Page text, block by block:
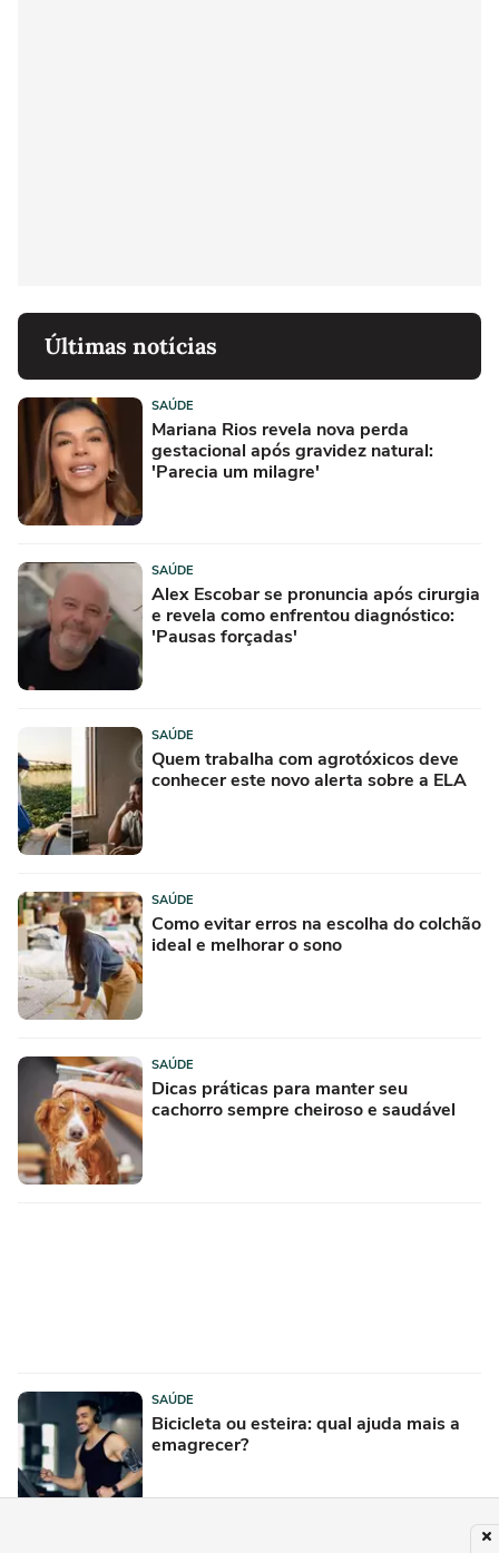
Últimas notícias
SAÚDE
Mariana Rios revela nova perda
gestacional após gravidez natural:
'Parecia um milagre'
SAÚDE
Alex Escobar se pronuncia após cirurgia
e revela como enfrentou diagnóstico:
'Pausas forçadas'
SAÚDE
Quem trabalha com agrotóxicos deve
conhecer este novo alerta sobre a ELA
SAÚDE
Como evitar erros na escolha do colchão
ideal e melhorar o sono
SAÚDE
Dicas práticas para manter seu
cachorro sempre cheiroso e saudável
SAÚDE
Bicicleta ou esteira: qual ajuda mais a
emagrecer?